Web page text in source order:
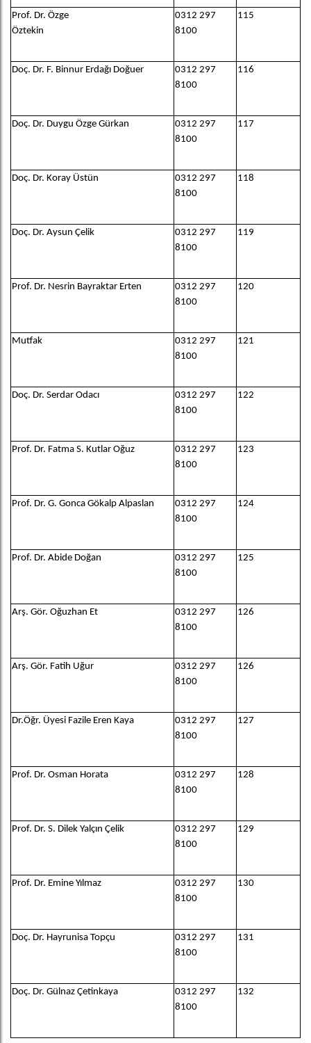
Prof. Dr. Özge
Öztekin
0312 297
8100
115
Doç. Dr. F. Binnur Erdağı Doğuer
0312 297
8100
116
Doç. Dr. Duygu Özge Gürkan
0312 297
8100
117
Doç. Dr. Koray Üstün
0312 297
8100
118
Doç. Dr. Aysun Çelik
0312 297
8100
119
Prof. Dr. Nesrin Bayraktar Erten
0312 297
8100
120
Mutfak
0312 297
8100
121
Doç. Dr. Serdar Odacı
0312 297
8100
122
Prof. Dr. Fatma S. Kutlar Oğuz
0312 297
8100
123
Prof. Dr. G. Gonca Gökalp Alpaslan
0312 297
8100
124
Prof. Dr. Abide Doğan
0312 297
8100
125
Arş. Gör. Oğuzhan Et
0312 297
8100
126
Arş. Gör. Fatih Uğur
0312 297
8100
126
Dr.Öğr. Üyesi Fazile Eren Kaya
0312 297
8100
127
Prof. Dr. Osman Horata
0312 297
8100
128
Prof. Dr. S. Dilek Yalçın Çelik
0312 297
8100
129
Prof. Dr. Emine Yılmaz
0312 297
8100
130
Doç. Dr. Hayrunisa Topçu
0312 297
8100
131
Doç. Dr. Gülnaz Çetinkaya
0312 297
8100
132